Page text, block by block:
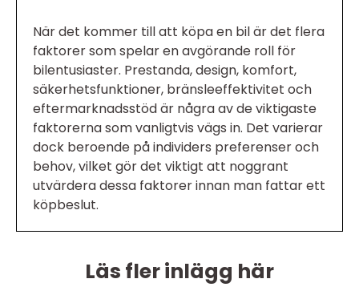
När det kommer till att köpa en bil är det flera
faktorer som spelar en avgörande roll för
bilentusiaster. Prestanda, design, komfort,
säkerhetsfunktioner, bränsleeffektivitet och
eftermarknadsstöd är några av de viktigaste
faktorerna som vanligtvis vägs in. Det varierar
dock beroende på individers preferenser och
behov, vilket gör det viktigt att noggrant
utvärdera dessa faktorer innan man fattar ett
köpbeslut.
Läs fler inlägg här